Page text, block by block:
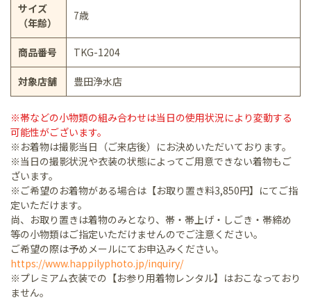
サイズ
（年齢）
7歳
商品番号 TKG-1204
対象店舗 豊田浄水店
※帯などの小物類の組み合わせは当日の使用状況により変動する
可能性がございます。
※お着物は撮影当日（ご来店後）にお決めいただいております。
※当日の撮影状況や衣装の状態によってご用意できない着物もご
ざいます。
※ご希望のお着物がある場合は【お取り置き料3,850円】にてご指
定いただけます。
尚、お取り置きは着物のみとなり、帯・帯上げ・しごき・帯締め
等の小物類はご指定いただけませんのでご注意ください。
ご希望の際は予めメールにてお申込みください。
https://www.happilyphoto.jp/inquiry/
※プレミアム衣装での【お参り用着物レンタル】はおこなっており
ません。